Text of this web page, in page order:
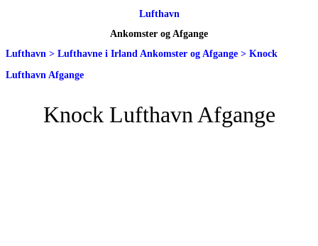
Lufthavn
Ankomster og Afgange
Lufthavn > Lufthavne i Irland Ankomster og Afgange > Knock
Lufthavn Afgange
Knock Lufthavn Afgange